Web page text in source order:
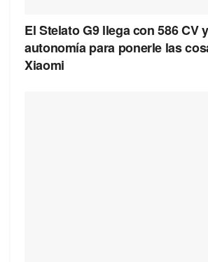
El Stelato G9 llega con 586 CV
autonomía para ponerle las
Xiaomi